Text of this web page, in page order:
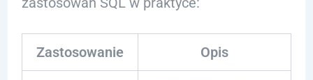
Zastosowanie Opis